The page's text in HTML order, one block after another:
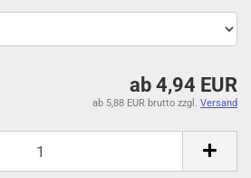
ab 4,94 EUR
ab 5,88 EUR brutto zzgl. Versand